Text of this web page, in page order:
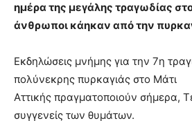
ημέρα της μεγάλης τραγωδίας
άνθρωποι κάηκαν από την
Εκδηλώσεις μνήμης για την 7η
πολύνεκρης πυρκαγιάς στο Μάτι
Αττικής πραγματοποιούν σήμερα,
συγγενείς των θυμάτων.